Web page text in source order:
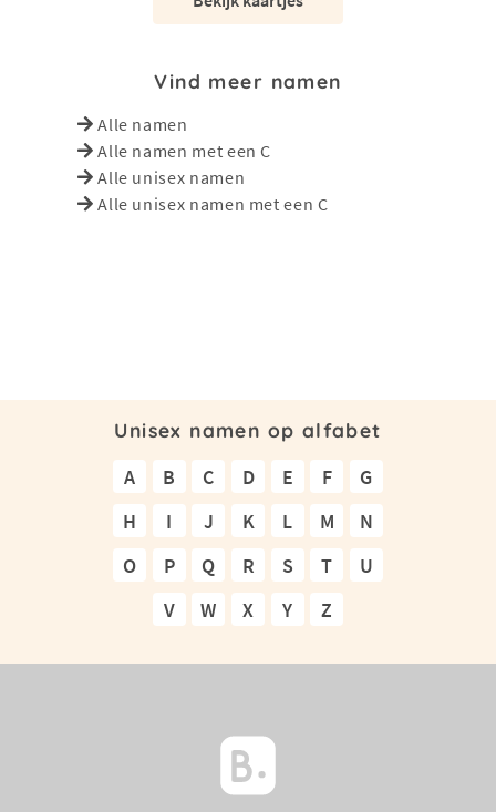
Vind meer namen
Alle namen
Alle namen met een C
Alle unisex namen
Alle unisex namen met een C
Unisex namen op alfabet
A B C D E F
G
H
I J K L M
N
O
P Q R S T
U
V
W X Y Z